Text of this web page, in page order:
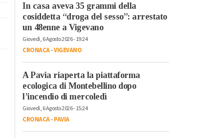
In casa aveva 35 grammi della
cosiddetta “droga del sesso”: arrestato
un 48enne a Vigevano
Giovedì, 6 Agosto 2026 - 19:24
CRONACA-VIGEVANO
A Pavia riaperta la piattaforma
ecologica di Montebellino dopo
l’incendio di mercoledì
Giovedì, 6 Agosto 2026 - 15:24
CRONACA-PAVIA